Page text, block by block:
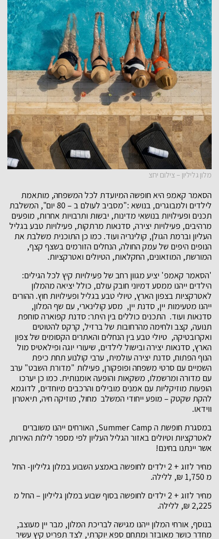
מלון גליליון – צילום יחצ
הסאמר קאמפ היא חופשה המיועדת לכל המשפחה, מותאמת
לילדים ולמבוגרים, בנושא :"מסביב לעולם ב – 80 יום", המשלבת
תכנים ופעילויות בנושאי מדינות, יבשות ותרבויות אחרות, מופעים
מרהיבים, פעילויות יצירה, סדנאות מרתקות, פעילויות טבע בגליל
העליון וברמת הגולן, קולינריה ועוד. כמו כן התוכנית משלבת את
הנופים היפים של עמק החולה, הנחלים הזורמים בשצף קצף,
המורשת, המוזאונים, החקלאות, הטיולים ואטרקציות.
'הסאמר קאמפ' יציע מגוון רחב של פעילויות קיץ לכל הגילים:
הילדים ייהנו ממסע דמיוני חובק עולם, כולל יציאה מהמלון
לאטרקציות בצפון הארץ, טיולי טבע בגליל ופעילויות חוץ. ההורים
ייהנו מטעימות יין, סדנת יין, מסע קולינארי, עם שף המלון,
סדנאות ועוד. התכנים כוללים בין היתר: סדנת קפוארה סוחפת
תנועה, קצב ולחימה מהרחובות של ברזיל, קרקס להטוטים
ואקרובטיקה, טיולי טבע בין הנחלים והאתרים הקסומים של צפון
הארץ, סדנאות יצירה ובישול לילדים, שיעורי יוגה ופילאטיס מול
הנוף הפתוח, סדנת יצירה עולמית, ערבי קולנוע תחת כיפת
השמיים עם סרטי משפחה ופופקורן, פעילות "מדורת השבט" ערב
עם מדורה ומרשמלו, משקאות והופעה אומנותית. כמו כן יערכו
הופעות מוזיקליות עם אמנים מובילים והרכבים מיוחדים, לדוגמא
להקת שקטק – מופע ייחודי המשלב מחול, מוזיקה חיה, תיאטרון
ווידאו.
במסגרת חופשת ה Summer Camp, האורחים ייהנו משוברים
לאטרקציות וטיולים באזור הגליל העליון לפי מספר לילות האירוח,
אשר יינתנו בחינם!
מחיר לזוג + 2 ילדים לחופשה באמצע השבוע במלון גליליון- החל
מ 1,750 ₪, ללילה.
מחיר לזוג + 2 ילדים לחופשה בסוף שבוע במלון גליליון – החל מ
2,225 ₪, ללילה.
בנוסף, אורחי המלון ייהנו מגישה לבריכת המלון, מבר יין מעוצב,
מחדר כושר מאובזר ומתחם ספא יוקרתי, לצד תפריט קיץ עשיר